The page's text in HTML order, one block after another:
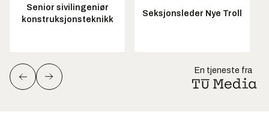
Senior sivilingeniør
konstruksjonsteknikk
Seksjonsleder Nye Troll
En tjeneste fra